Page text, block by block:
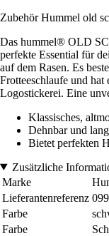
Zubehör Hummel old
Das hummel® OLD
perfekte Essential für
auf dem Rasen. Es
Frotteeschlaufe und hat
Logostickerei. Eine
Klassisches,
Dehnbar und
Bietet perfekten
Zusätzliche
Marke
Lieferantenreferenz
Farbe
Farbe